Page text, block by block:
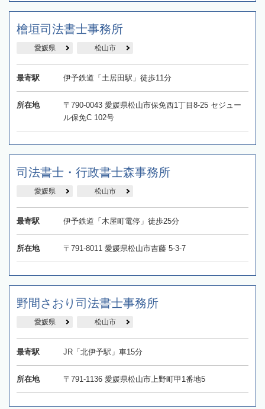
檜垣司法書士事務所
愛媛県 松山市
最寄駅 伊予鉄道「土居田駅」徒歩11分
所在地
〒790-0043 愛媛県松山市保免西1丁目8-25 セジュー
ル保免C 102号
司法書士・行政書士森事務所
愛媛県 松山市
最寄駅 伊予鉄道「木屋町電停」徒歩25分
所在地 〒791-8011 愛媛県松山市吉藤 5-3-7
野間さおり司法書士事務所
愛媛県 松山市
最寄駅 JR「北伊予駅」車15分
所在地 〒791-1136 愛媛県松山市上野町甲1番地5